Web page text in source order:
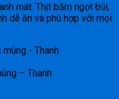
mát. Thịt băm ngọt bùi,
dễ ăn và phù hợp với mọi
– Thanh